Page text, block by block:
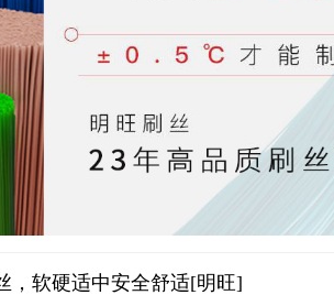
，软硬适中安全舒适[明旺]